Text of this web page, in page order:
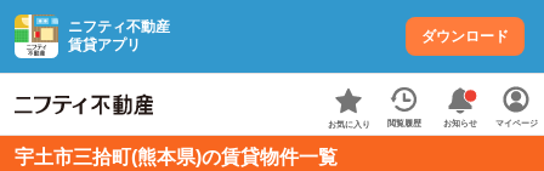
ニフティ不動産
賃貸アプリ
ダウンロード
お気に入り 閲覧履歴 お知らせ マイページ
宇土市三拾町(熊本県)の賃貸物件一覧